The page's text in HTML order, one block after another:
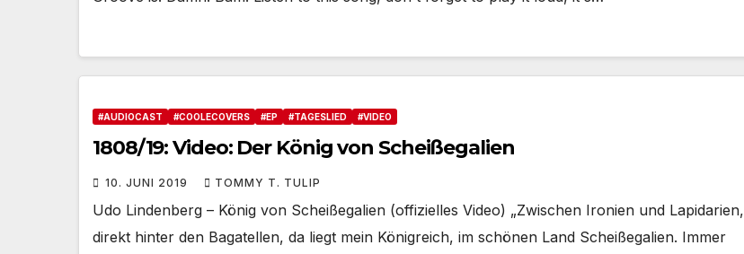
#AUDIOCAST #COOLECOVERS #EP #TAGESLIED #VIDEO
1808/19: Video: Der König von Scheißegalien
10. JUNI 2019 TOMMY T. TULIP
Udo Lindenberg – König von Scheißegalien (offizielles Video) „Zwischen Ironien und Lapidarien,
direkt hinter den Bagatellen, da liegt mein Königreich, im schönen Land Scheißegalien. Immer